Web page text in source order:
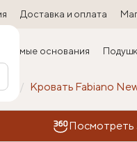
Доставка и оплата
основания
Кровать Fabiano
Посмотреть